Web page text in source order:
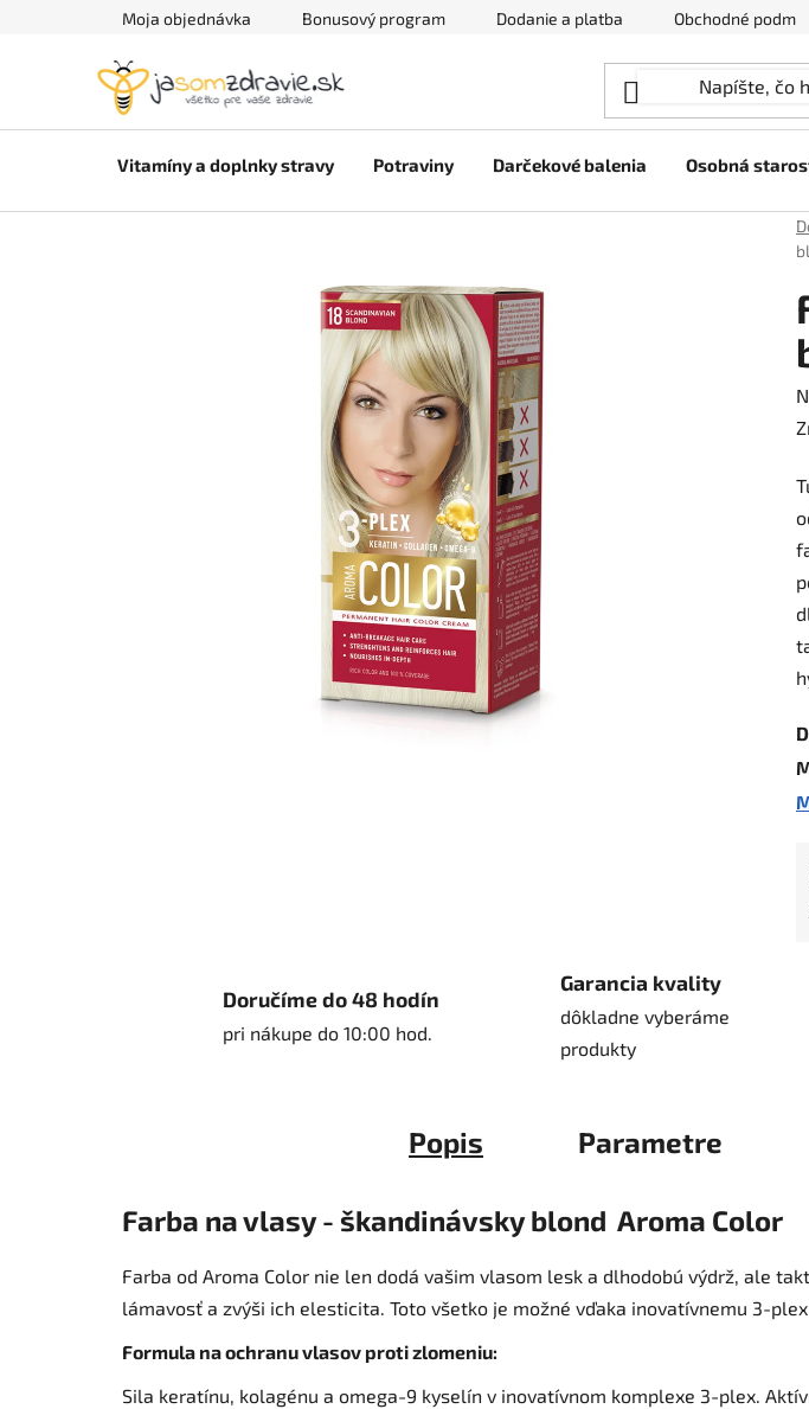
Moja objednávka Bonusový program Dodanie a platba Obchodné
Vitamíny a doplnky stravy Potraviny Darčekové balenia Osobná
z
5
Doručíme do 48 hodín
pri nákupe do 10:00 hod.
Garancia kvality
dôkladne vyberáme
produkty
Popis Parametre
Farba na vlasy - škandinávsky blond Aroma Color
Farba od Aroma Color nie len dodá vašim vlasom lesk a dlhodobú výdrž, ale
lámavosť a zvýši ich elesticita. Toto všetko je možné vďaka inovatívnemu 3-
Formula na ochranuvlasov proti zlomeniu:
Sila keratínu, kolagénu a omega-9 kyselín v inovatívnom komplexe 3-plex.